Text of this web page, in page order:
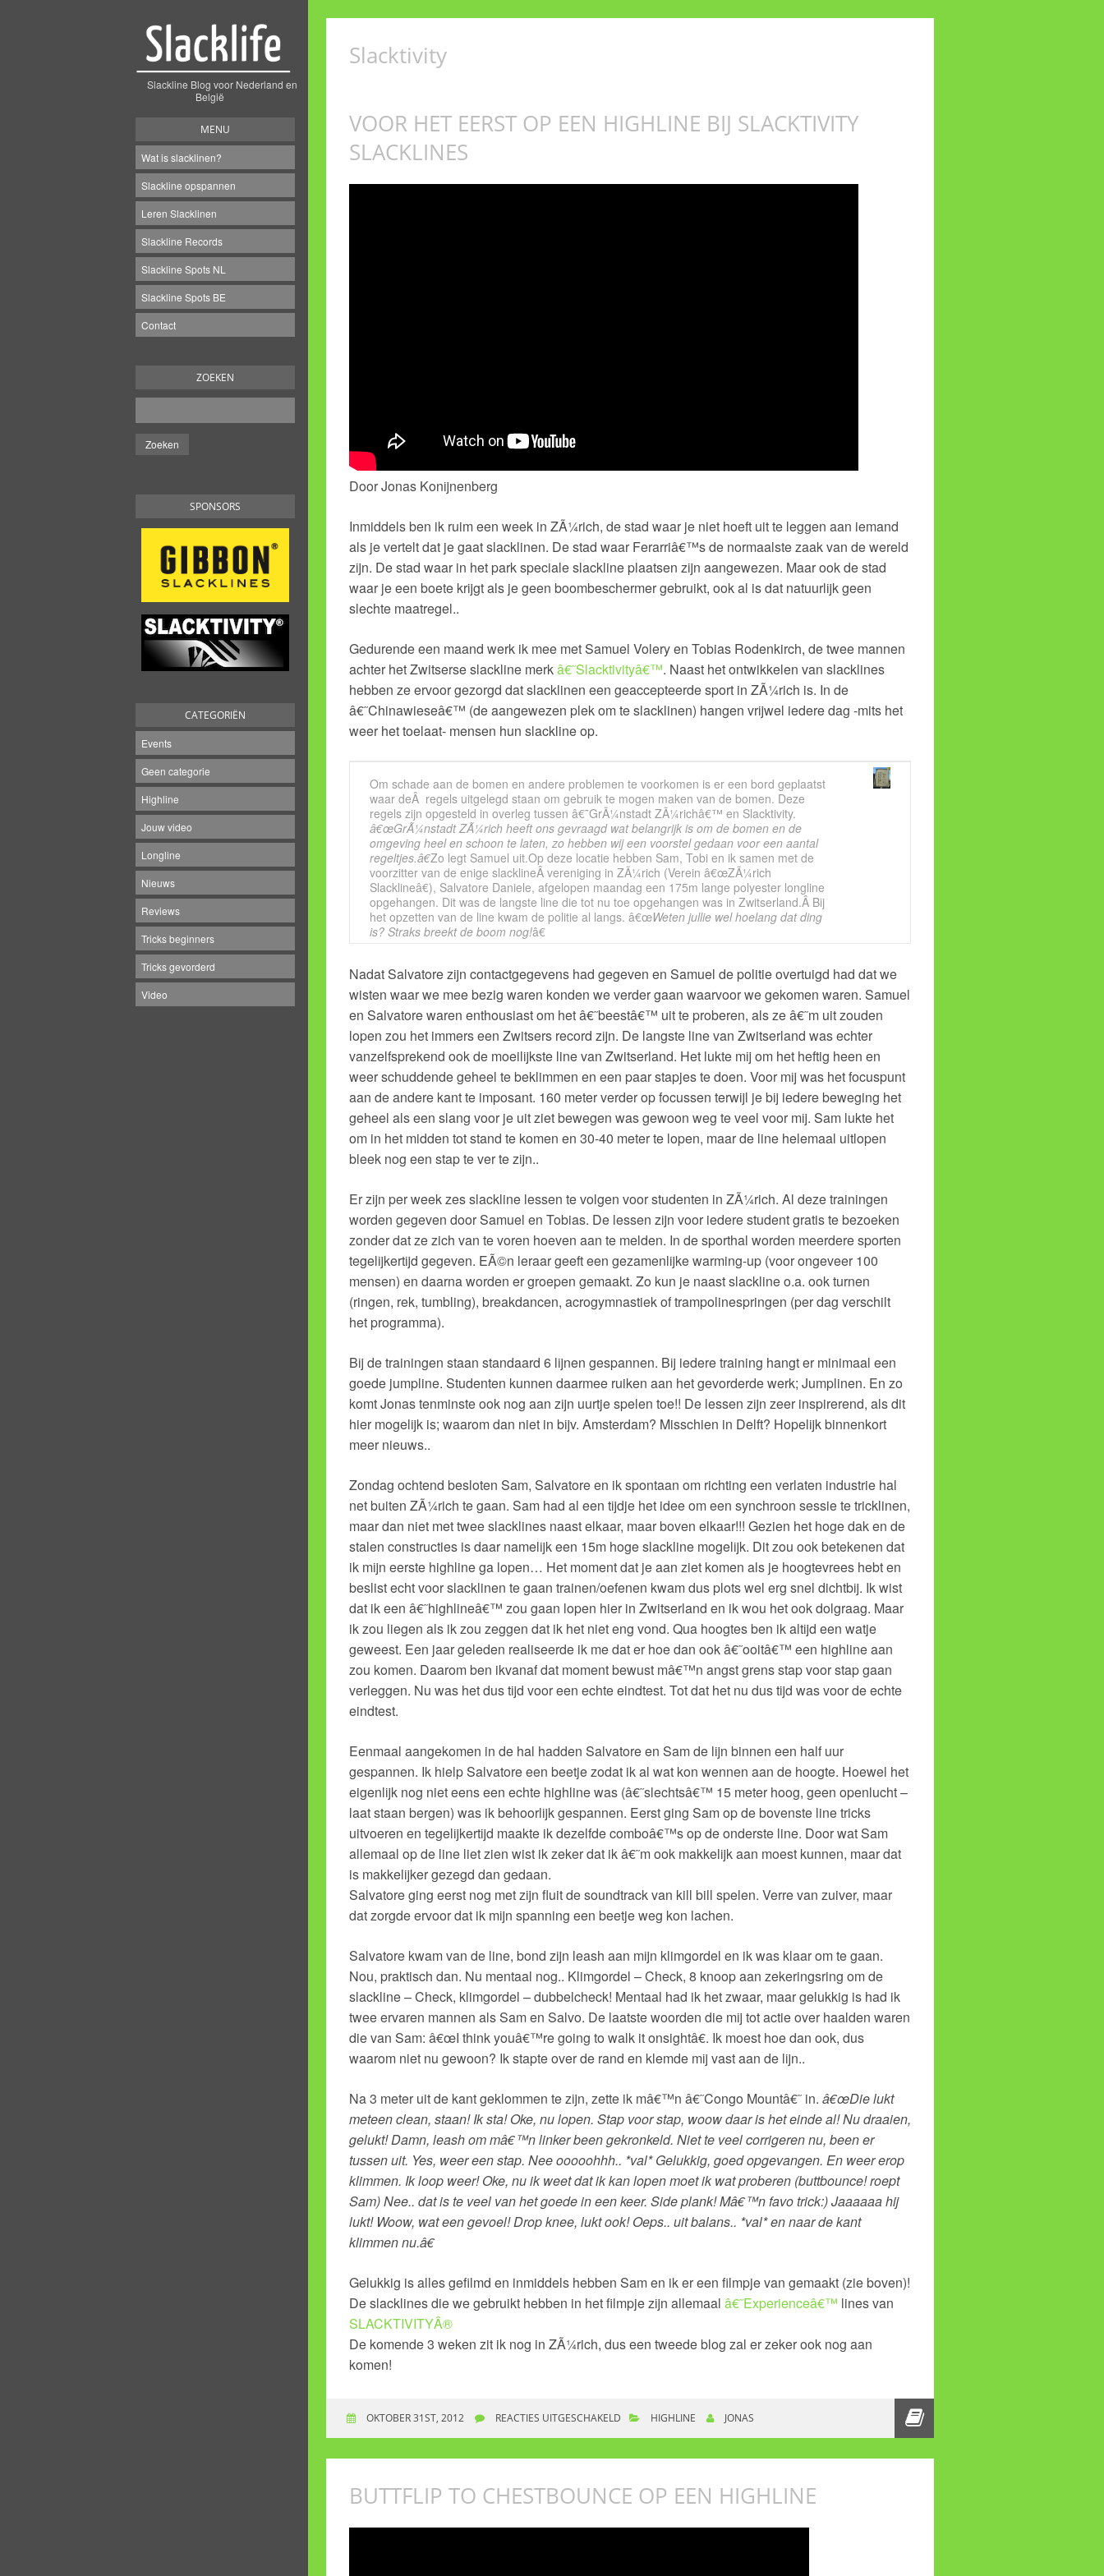
Slackline Blog voor Nederland en
België
MENU
Wat is slacklinen?
Slackline opspannen
Leren Slacklinen
Slackline Records
Slackline Spots NL
Slackline Spots BE
Contact
ZOEKEN
SPONSORS
CATEGORIËN
Events
Geen categorie
Highline
Jouw video
Longline
Nieuws
Reviews
Tricks beginners
Tricks gevorderd
Video
Slacktivity
VOOR HET EERST OP EEN HIGHLINE BIJ SLACKTIVITY
SLACKLINES
Door Jonas Konijnenberg
Inmiddels ben ik ruim een week in ZÃ¼rich, de stad waar je niet hoeft uit te leggen aan iemand
als je vertelt dat je gaat slacklinen. De stad waar Ferarriâ€™s de normaalste zaak van de wereld
zijn. De stad waar in het park speciale slackline plaatsen zijn aangewezen. Maar ook de stad
waar je een boete krijgt als je geen boombeschermer gebruikt, ook al is dat natuurlijk geen
slechte maatregel..
Gedurende een maand werk ik mee met Samuel Volery en Tobias Rodenkirch, de twee mannen
achter het Zwitserse slackline merkâ€˜Slacktivityâ€™. Naast het ontwikkelen van slacklines
hebben ze ervoor gezorgd dat slacklinen een geaccepteerde sport in ZÃ¼rich is. In de
â€˜Chinawieseâ€™ (de aangewezen plek om te slacklinen) hangen vrijwel iedere dag -mits het
weer het toelaat- mensen hun slackline op.
Om schade aan de bomen en andere problemen te voorkomen is er een bord geplaatst
waar deÂ regels uitgelegd staan om gebruik te mogen maken van de bomen. Deze
regels zijn opgesteld in overleg tussen â€˜GrÃ¼nstadt ZÃ¼richâ€™ en Slacktivity.
â€œGrÃ¼nstadt ZÃ¼rich heeft ons gevraagd wat belangrijk is om de bomen en de
omgeving heel en schoon te laten, zo hebben wij een voorstel gedaan voor een aantal
regeltjes.â€Zo legt Samuel uit.Op deze locatie hebben Sam, Tobi en ik samen met de
voorzitter van de enige slacklineÂ vereniging in ZÃ¼rich (Verein â€œZÃ¼rich
Slacklineâ€), Salvatore Daniele, afgelopen maandag een 175m lange polyester longline
opgehangen. Dit was de langste line die tot nu toe opgehangen was in Zwitserland.Â Bij
het opzetten van de line kwam de politie al langs. â€œWeten jullie wel hoelang dat ding
is? Straks breekt de boom nog!â€
Nadat Salvatore zijn contactgegevens had gegeven en Samuel de politie overtuigd had dat we
wisten waar we mee bezig waren konden we verder gaan waarvoor we gekomen waren. Samuel
en Salvatore waren enthousiast om het â€˜beestâ€™ uit te proberen, als ze â€˜m uit zouden
lopen zou het immers een Zwitsers record zijn. De langste line van Zwitserland was echter
vanzelfsprekend ook de moeilijkste line van Zwitserland. Het lukte mij om het heftig heen en
weer schuddende geheel te beklimmen en een paar stapjes te doen. Voor mij was het focuspunt
aan de andere kant te imposant. 160 meter verder op focussen terwijl je bij iedere beweging het
geheel als een slang voor je uit ziet bewegen was gewoon weg te veel voor mij. Sam lukte het
om in het midden tot stand te komen en 30-40 meter te lopen, maar de line helemaal uitlopen
bleek nog een stap te ver te zijn..
Er zijn per week zes slackline lessen te volgen voor studenten in ZÃ¼rich. Al deze trainingen
worden gegeven door Samuel en Tobias. De lessen zijn voor iedere student gratis te bezoeken
zonder dat ze zich van te voren hoeven aan te melden. In de sporthal worden meerdere sporten
tegelijkertijd gegeven. EÃ©n leraar geeft een gezamenlijke warming-up (voor ongeveer 100
mensen) en daarna worden er groepen gemaakt. Zo kun je naast slackline o.a. ook turnen
(ringen, rek, tumbling), breakdancen, acrogymnastiek of trampolinespringen (per dag verschilt
het programma).
Bij de trainingen staan standaard 6 lijnen gespannen. Bij iedere training hangt er minimaal een
goede jumpline. Studenten kunnen daarmee ruiken aan het gevorderde werk; Jumplinen. En zo
komt Jonas tenminste ook nog aan zijn uurtje spelen toe!! De lessen zijn zeer inspirerend, als dit
hier mogelijk is; waarom dan niet in bijv. Amsterdam? Misschien in Delft? Hopelijk binnenkort
meer nieuws..
Zondag ochtend besloten Sam, Salvatore en ik spontaan om richting een verlaten industrie hal
net buiten ZÃ¼rich te gaan. Sam had al een tijdje het idee om een synchroon sessie te tricklinen,
maar dan niet met twee slacklines naast elkaar, maar boven elkaar!!! Gezien het hoge dak en de
stalen constructies is daar namelijk een 15m hoge slackline mogelijk. Dit zou ook betekenen dat
ik mijn eerste highline ga lopen… Het moment dat je aan ziet komen als je hoogtevrees hebt en
beslist echt voor slacklinen te gaan trainen/oefenen kwam dus plots wel erg snel dichtbij. Ik wist
dat ik een â€˜highlineâ€™ zou gaan lopen hier in Zwitserland en ik wou het ook dolgraag. Maar
ik zou liegen als ik zou zeggen dat ik het niet eng vond. Qua hoogtes ben ik altijd een watje
geweest. Een jaar geleden realiseerde ik me dat er hoe dan ook â€˜ooitâ€™ een highline aan
zou komen. Daarom ben ikvanaf dat moment bewust mâ€™n angst grens stap voor stap gaan
verleggen. Nu was het dus tijd voor een echte eindtest. Tot dat het nu dus tijd was voor de echte
eindtest.
Eenmaal aangekomen in de hal hadden Salvatore en Sam de lijn binnen een half uur
gespannen. Ik hielp Salvatore een beetje zodat ik al wat kon wennen aan de hoogte. Hoewel het
eigenlijk nog niet eens een echte highline was (â€˜slechtsâ€™ 15 meter hoog, geen openlucht –
laat staan bergen) was ik behoorlijk gespannen. Eerst ging Sam op de bovenste line tricks
uitvoeren en tegelijkertijd maakte ik dezelfde comboâ€™s op de onderste line. Door wat Sam
allemaal op de line liet zien wist ik zeker dat ik â€˜m ook makkelijk aan moest kunnen, maar dat
is makkelijker gezegd dan gedaan.
Salvatore ging eerst nog met zijn fluit de soundtrack van kill bill spelen. Verre van zuiver, maar
dat zorgde ervoor dat ik mijn spanning een beetje weg kon lachen.
Salvatore kwam van de line, bond zijn leash aan mijn klimgordel en ik was klaar om te gaan.
Nou, praktisch dan. Nu mentaal nog.. Klimgordel – Check, 8 knoop aan zekeringsring om de
slackline – Check, klimgordel – dubbelcheck! Mentaal had ik het zwaar, maar gelukkig is had ik
twee ervaren mannen als Sam en Salvo. De laatste woorden die mij tot actie over haalden waren
die van Sam: â€œI think youâ€™re going to walk it onsightâ€. Ik moest hoe dan ook, dus
waarom niet nu gewoon? Ik stapte over de rand en klemde mij vast aan de lijn..
Na 3 meter uit de kant geklommen te zijn, zette ik mâ€™n â€˜Congo Mountâ€˜ in. â€œDie lukt
meteen clean, staan! Ik sta! Oke, nu lopen. Stap voor stap, woow daar is het einde al! Nu draaien,
gelukt! Damn, leash om mâ€™n linker been gekronkeld. Niet te veel corrigeren nu, been er
tussen uit. Yes, weer een stap. Nee ooooohhh.. *val* Gelukkig, goed opgevangen. En weer erop
klimmen. Ik loop weer! Oke, nu ik weet dat ik kan lopen moet ik wat proberen (buttbounce! roept
Sam) Nee.. dat is te veel van het goede in een keer. Side plank! Mâ€™n favo trick:) Jaaaaaa hij
lukt! Woow, wat een gevoel! Drop knee, lukt ook! Oeps.. uit balans.. *val* en naar de kant
klimmen nu.â€
Gelukkig is alles gefilmd en inmiddels hebben Sam en ik er een filmpje van gemaakt (zie boven)!
De slacklines die we gebruikt hebben in het filmpje zijn allemaal â€˜Experienceâ€™ lines van
SLACKTIVITYÂ®
De komende 3 weken zit ik nog in ZÃ¼rich, dus een tweede blog zal er zeker ook nog aan
komen!
OKTOBER 31ST, 2012 REACTIES UITGESCHAKELD VOOR VOOR HET EERST OP EEN HIGHLINE BIJ SLACKTIVITY
HIGHLINE JONAS
BUTTFLIP TO CHESTBOUNCE OP EEN HIGHLINE